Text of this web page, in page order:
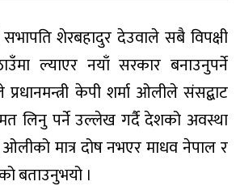
सभापति शेरबहादुर देउवाले सबै विपक्षी
ल्याएर नयाँ सरकार बनाउनुपर्ने
केपी शर्मा ओलीले संसद्बाट
लिनु पर्ने उल्लेख गर्दै देशको अवस्था
ओलीको मात्र दोष नभएर माधव नेपाल र
बताउनुभयो ।